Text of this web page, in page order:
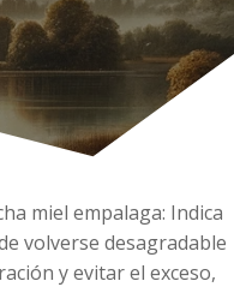
miel empalaga: Indica
volverse desagradable
y evitar el exceso,